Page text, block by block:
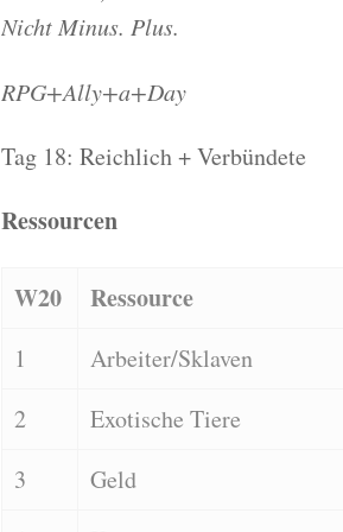
Nicht Minus. Plus.
RPG+Ally+a+Day
Tag 18: Reichlich + Verbündete
Ressourcen
W20 Ressource
1
Arbeiter/Sklaven
2
Exotische Tiere
3
Geld